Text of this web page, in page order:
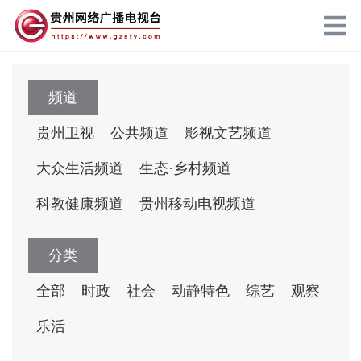
频道
贵州卫视 公共频道 影视文艺频道
大众生活频道 生态·乡村频道
科教健康频道 贵州移动电视频道
分类
全部 时政 社会 动静特色 综艺 观察
乐活